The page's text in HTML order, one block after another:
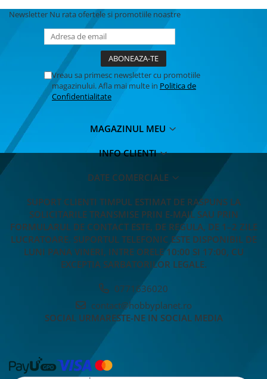
Newsletter Nu rata ofertele si promotiile noastre
Vreau sa primesc newsletter cu promotiile
magazinului. Afla mai multe in Politica de
Confidentialitate
MAGAZINUL MEU
INFO CLIENTI
DATE COMERCIALE
SUPORT CLIENTI TIMPUL ESTIMAT DE RASPUNS LA
SOLICITARILE TRANSMISE PRIN E-MAIL SAU PRIN
FORMULARUL DE CONTACT ESTE, DE REGULA, DE 1–2 ZILE
LUCRATOARE. SUPORTUL TELEFONIC ESTE DISPONIBIL DE
LUNI PANA VINERI, INTRE ORELE 10:00 SI 17:00, CU
EXCEPTIA SARBATORILOR LEGALE.
0771636020
contact@hobbyplanet.ro
SOCIAL URMARESTE-NE IN SOCIAL MEDIA